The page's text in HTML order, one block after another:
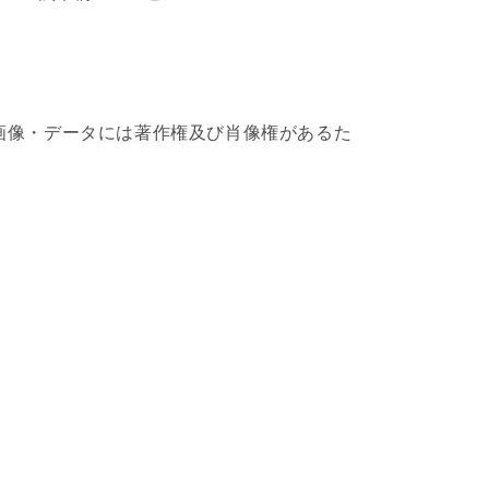
・データには著作権及び肖像権があるた